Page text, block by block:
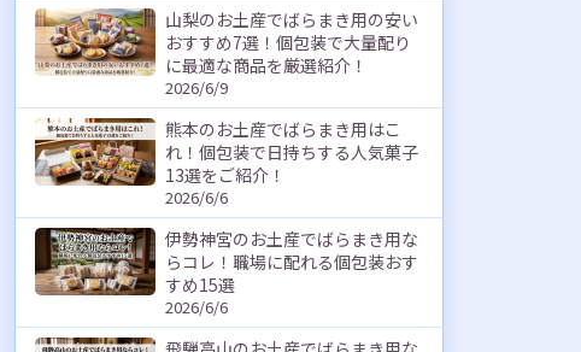
山梨のお土産でばらまき用の安い
おすすめ7選！個包装で大量配り
に最適な商品を厳選紹介！
2026/6/9
熊本のお土産でばらまき用はこ
れ！個包装で日持ちする人気菓子
13選をご紹介！
2026/6/6
伊勢神宮のお土産でばらまき用な
らコレ！職場に配れる個包装おす
すめ15選
2026/6/6